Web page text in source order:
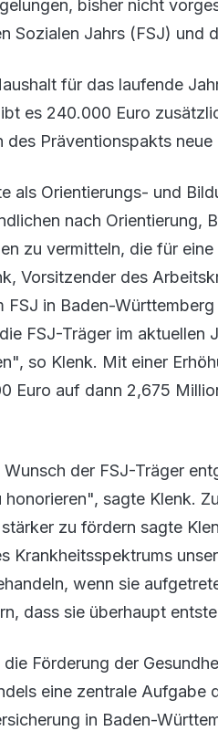
bisher nicht
Sozialen Jahrs (FSJ) und
für das laufende
es 240.000 Euro
des Präventionspakts
als Orientierungs- und
nach Orientierung,
zu vermitteln, die für
Vorsitzender des
FSJ in Baden-
FSJ-Träger im aktuellen
so Klenk. Mit einer
Euro auf dann 2,675
der FSJ-Träger
sagte Klenk.
zu fördern sagte
Krankheitsspektrums
wenn sie
dass sie überhaupt
Förderung der
eine zentrale
in Baden-